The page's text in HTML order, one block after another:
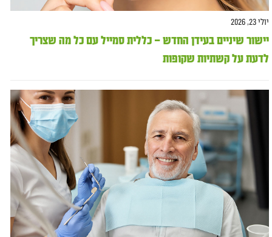
יולי 23, 2026
יישור שיניים בעידן החדש – כללית סמייל עם כל מה שצריך
לדעת על קשתיות שקופות